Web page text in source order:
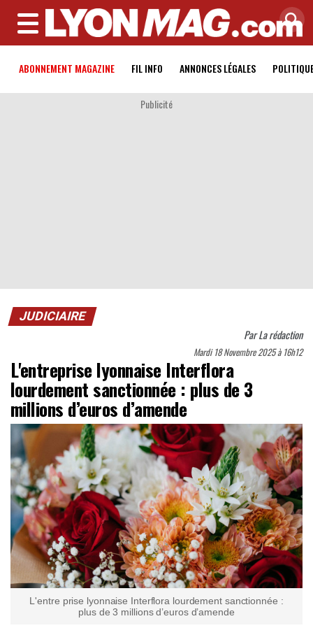
MENU
ABONNEMENT MAGAZINE FIL INFO ANNONCES LÉGALES
Publicité
JUDICIAIRE
ParLa rédaction
Mardi 18 Novembre 2025 à 16h12
L'entreprise lyonnaise Interflora
lourdement sanctionnée : plus de 3
millions d’euros d’amende
L'entre prise lyonnaise Interflora lourdement sanctionnée :
plus de 3 millions d’euros d’amende